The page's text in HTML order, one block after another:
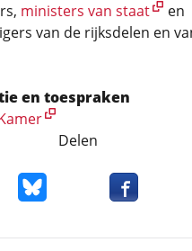
ministers van staat
en
van de rijksdelen en
en toespraken
Delen
op X
Deel dit item op Bluesky
Deel dit